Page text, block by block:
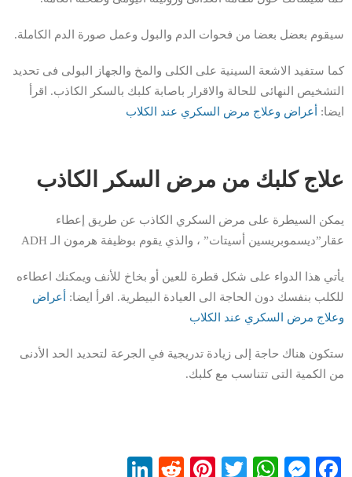
سيقوم بعضل بعضا من فحوات الدم والبول وعمل صورة الدم الكاملة.
كما ستفيد الاشعة السينية على الكلى والمخ والجهاز البولى فى تحديد
التشخيص النهائى للحالة والاقرار باصابة كلبك بالسكر الكاذب. اقرأ
ايضا:
أعراض وعلاج مرض السكري عند الكلاب
علاج كلبك من مرض السكر الكاذب
يمكن السيطرة على مرض السكري الكاذب عن طريق إعطاء
عقار”ديسموبريسين أسيتات” ، والذي يقوم بوظيفة هرمون الـ ADH
يأتي هذا الدواء على شكل قطرة للعين أو بخاخ للأنف ويمكنك اعطاءه
للكلب بنفسك دون الحاجة الى العيادة البيطرية. اقرأ ايضا:
أعراض
وعلاج مرض السكري عند الكلاب
ستكون هناك حاجة إلى زيادة تدريجية في الجرعة لتحديد الحد الأدنى
من الكمية التى تتناسب مع كلبك.
Facebook
Messenger
WhatsApp
Twitter
Pinterest
Reddit